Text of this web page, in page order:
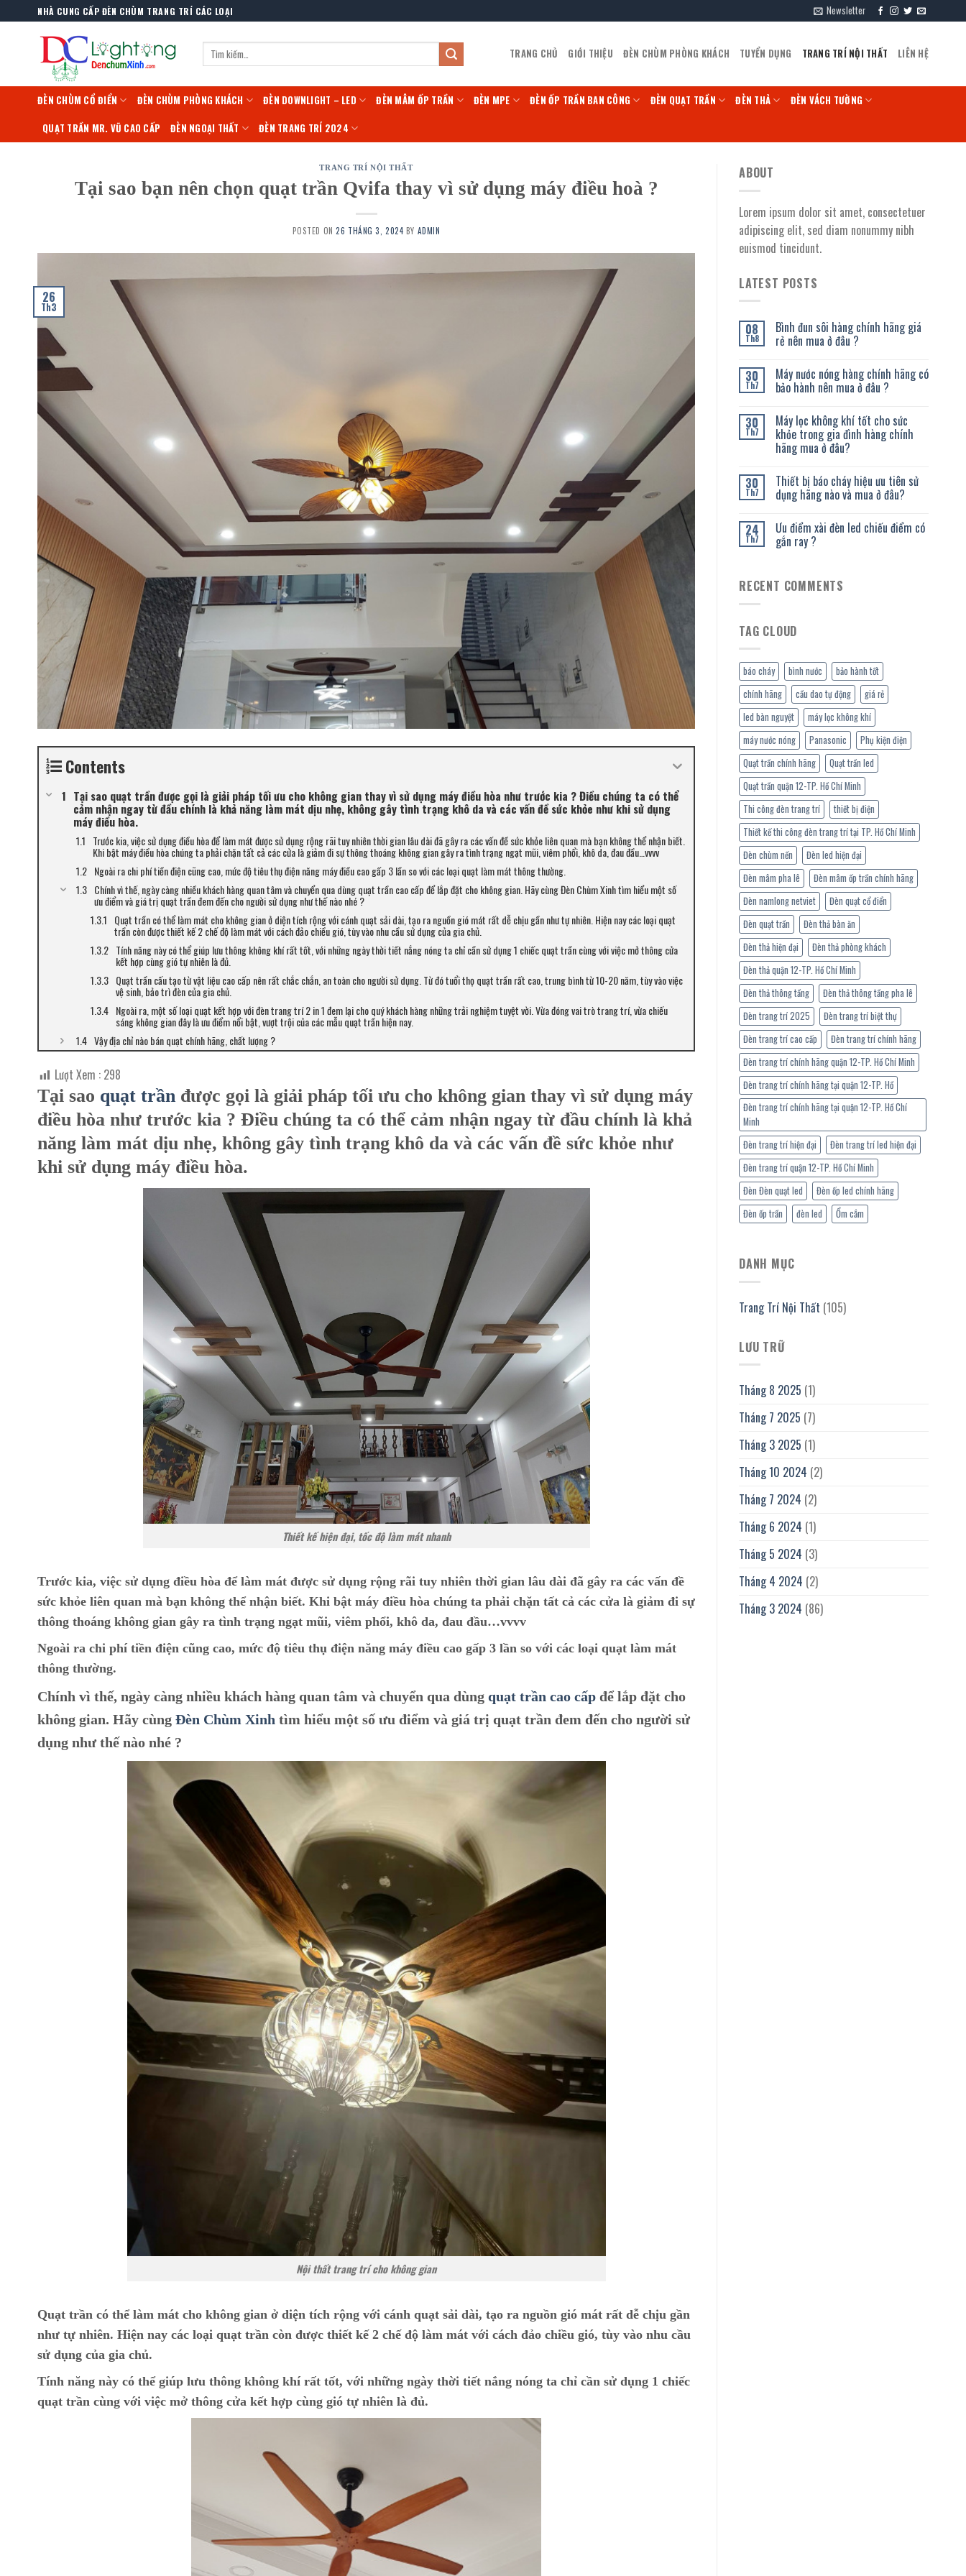
to
NHÀ CUNG CẤP ĐÈN CHÙM TRANG TRÍ CÁC LOẠI Newsletter
Tìm
kiếm:
TRANG CHỦ GIỚI THIỆU ĐÈN CHÙM PHÒNG KHÁCH TUYỂN DỤNG TRANG TRÍ NỘI THẤT LIÊN HỆ
ĐÈN CHÙM CỔ ĐIỂN ĐÈN CHÙM PHÒNG KHÁCH ĐÈN DOWNLIGHT – LED ĐÈN MÂM ỐP TRẦN ĐÈN MPE ĐÈN ỐP TRẦN BAN CÔNG ĐÈN QUẠT TRẦN ĐÈN THẢ ĐÈN VÁCH TƯỜNG
QUẠT TRẦN MR. VŨ CAO CẤP ĐÈN NGOẠI THẤT ĐÈN TRANG TRÍ 2024
TRANG TRÍ NỘI THẤT
Tại sao bạn nên chọn quạt trần Qvifa thay vì sử dụng máy điều hoà ?
POSTED ON26 THÁNG 3, 2024 BY ADMIN
26
Th3
Contents
Tại sao quạt trần được gọi là giải pháp tối ưu cho không gian thay vì sử dụng máy điều hòa như trước kia ? Điều chúng ta có thể
cảm nhận ngay từ đầu chính là khả năng làm mát dịu nhẹ, không gây tình trạng khô da và các vấn đề sức khỏe như khi sử dụng
máy điều hòa.
Trước kia, việc sử dụng điều hòa để làm mát được sử dụng rộng rãi tuy nhiên thời gian lâu dài đã gây ra các vấn đề sức khỏe liên quan mà bạn không thể nhận biết.
Khi bật máy điều hòa chúng ta phải chặn tất cả các cửa là giảm đi sự thông thoáng không gian gây ra tình trạng ngạt mũi, viêm phổi, khô da, đau đầu…vvvv
Ngoài ra chi phí tiền điện cũng cao, mức độ tiêu thụ điện năng máy điều cao gấp 3 lần so với các loại quạt làm mát thông thường.
Chính vì thế, ngày càng nhiều khách hàng quan tâm và chuyển qua dùng quạt trần cao cấp để lắp đặt cho không gian. Hãy cùng Đèn Chùm Xinh tìm hiểu một số
ưu điểm và giá trị quạt trần đem đến cho người sử dụng như thế nào nhé ?
Quạt trần có thể làm mát cho không gian ở diện tích rộng với cánh quạt sải dài, tạo ra nguồn gió mát rất dễ chịu gần như tự nhiên. Hiện nay các loại quạt
trần còn được thiết kế 2 chế độ làm mát với cách đảo chiều gió, tùy vào nhu cầu sử dụng của gia chủ.
Tính năng này có thể giúp lưu thông không khí rất tốt, với những ngày thời tiết nắng nóng ta chỉ cần sử dụng 1 chiếc quạt trần cùng với việc mở thông cửa
kết hợp cùng gió tự nhiên là đủ.
Quạt trần cấu tạo từ vật liệu cao cấp nên rất chắc chắn, an toàn cho người sử dụng. Từ đó tuổi thọ quạt trần rất cao, trung bình từ 10-20 năm, tùy vào việc
vệ sinh, bảo trì đèn của gia chủ.
Ngoài ra, một số loại quạt kết hợp với đèn trang trí 2 in 1 đem lại cho quý khách hàng những trải nghiệm tuyệt vời. Vừa đóng vai trò trang trí, vừa chiếu
sáng không gian đây là ưu điểm nổi bật, vượt trội của các mẫu quạt trần hiện nay.
Vậy địa chỉ nào bán quạt chính hãng, chất lượng ?
Lượt Xem : 298
Tại sao quạt trần được gọi là giải pháp tối ưu cho không gian thay vì sử dụng máy
điều hòa như trước kia ? Điều chúng ta có thể cảm nhận ngay từ đầu chính là khả
năng làm mát dịu nhẹ, không gây tình trạng khô da và các vấn đề sức khỏe như
khi sử dụng máy điều hòa.
Thiết kế hiện đại, tốc độ làm mát nhanh
Trước kia, việc sử dụng điều hòa để làm mát được sử dụng rộng rãi tuy nhiên thời gian lâu dài đã gây ra các vấn đề
sức khỏe liên quan mà bạn không thể nhận biết. Khi bật máy điều hòa chúng ta phải chặn tất cả các cửa là giảm đi sự
thông thoáng không gian gây ra tình trạng ngạt mũi, viêm phổi, khô da, đau đầu…vvvv
Ngoài ra chi phí tiền điện cũng cao, mức độ tiêu thụ điện năng máy điều cao gấp 3 lần so với các loại quạt làm mát
thông thường.
Chính vì thế, ngày càng nhiều khách hàng quan tâm và chuyển qua dùng quạt trần cao cấp để lắp đặt cho
không gian. Hãy cùng Đèn Chùm Xinh tìm hiểu một số ưu điểm và giá trị quạt trần đem đến cho người sử
dụng như thế nào nhé ?
Nội thất trang trí cho không gian
Quạt trần có thể làm mát cho không gian ở diện tích rộng với cánh quạt sải dài, tạo ra nguồn gió mát rất dễ chịu gần
như tự nhiên. Hiện nay các loại quạt trần còn được thiết kế 2 chế độ làm mát với cách đảo chiều gió, tùy vào nhu cầu
sử dụng của gia chủ.
Tính năng này có thể giúp lưu thông không khí rất tốt, với những ngày thời tiết nắng nóng ta chỉ cần sử dụng 1 chiếc
quạt trần cùng với việc mở thông cửa kết hợp cùng gió tự nhiên là đủ.
ABOUT
Lorem ipsum dolor sit amet, consectetuer
adipiscing elit, sed diam nonummy nibh
euismod tincidunt.
LATEST POSTS
08
Th8
Bình đun sôi hàng chính hãng giá
rẻ nên mua ở đâu ?
30
Th7
Máy nước nóng hàng chính hãng có
bảo hành nên mua ở đâu ?
30
Th7
Máy lọc không khí tốt cho sức
khỏe trong gia đình hàng chính
hãng mua ở đâu?
30
Th7
Thiết bị báo cháy hiệu ưu tiên sử
dụng hãng nào và mua ở đâu?
24
Th7
Ưu điểm xài đèn led chiếu điểm có
gắn ray ?
RECENT COMMENTS
TAG CLOUD
báo cháy bình nước
bảo hành tốt
chính hãng
cầu dao tự động
giá rẻ
led bàn nguyệt
máy lọc không khí
máy nước nóng
Panasonic
Phụ kiện điện
Quạt trần chính hãng
Quạt trần led
Quạt trần quận 12-TP. Hồ Chí Minh
Thi công đèn trang trí
thiết bị điện
Thiết kế thi công đèn trang trí tại TP. Hồ Chí Minh
Đèn chùm nến
Đèn led hiện đại
Đèn mâm pha lê
Đèn mâm ốp trần chính hãng
Đèn namlong netviet
Đèn quạt cổ điển
Đèn quạt trần
Đèn thả bàn ăn
Đèn thả hiện đại
Đèn thả phòng khách
Đèn thả quận 12-TP. Hồ Chí Minh
Đèn thả thông tầng
Đèn thả thông tầng pha lê
Đèn trang trí 2025
Đèn trang trí biệt thự
Đèn trang trí cao cấp
Đèn trang trí chính hãng
Đèn trang trí chính hãng quận 12-TP. Hồ Chí Minh
Đèn trang trí chính hãng tại quận 12-TP. Hồ
Đèn trang trí chính hãng tại quận 12-TP. Hồ Chí
Minh
Đèn trang trí hiện đại
Đèn trang trí led hiện đại
Đèn trang trí quận 12-TP. Hồ Chí Minh
Đèn Đèn quạt led
Đèn ốp led chính hãng
Đèn ốp trần
đèn led Ổm cắm
DANH MỤC
Trang Trí Nội Thất (105)
LƯU TRỮ
Tháng 8 2025 (1)
Tháng 7 2025 (7)
Tháng 3 2025 (1)
Tháng 10 2024 (2)
Tháng 7 2024 (2)
Tháng 6 2024 (1)
Tháng 5 2024 (3)
Tháng 4 2024 (2)
Tháng 3 2024 (86)